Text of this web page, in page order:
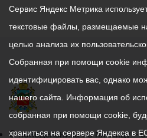
График
С понедельника по пятницу –
Сервис Яндекс Метрика
текстовые файлы, размещаемые
целью анализа их
Собранная при помощи cookie
идентифицировать вас, однако
нашего сайта. Информация об
собранная при помощи cookie,
храниться на сервере Яндекса в